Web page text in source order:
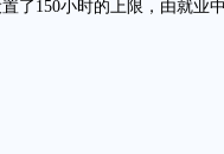
了150小时的上限，由就业